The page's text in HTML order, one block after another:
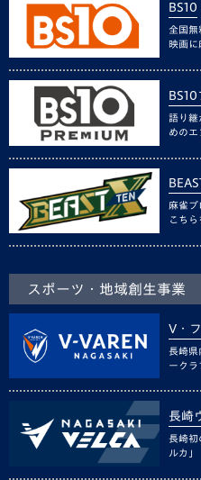
BS10
全国無
映画に
BS10
語り継
めのエ
麻雀プ
こちら
スポーツ・地域創生事業
V・
長崎県
ークラ
長崎
長崎初
ルカ」